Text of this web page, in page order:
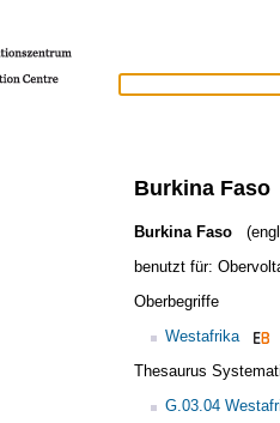
Burkina Faso
Burkina Faso
benutzt für:
Oberbegriffe
Westafrika
Thesaurus
G.03.04